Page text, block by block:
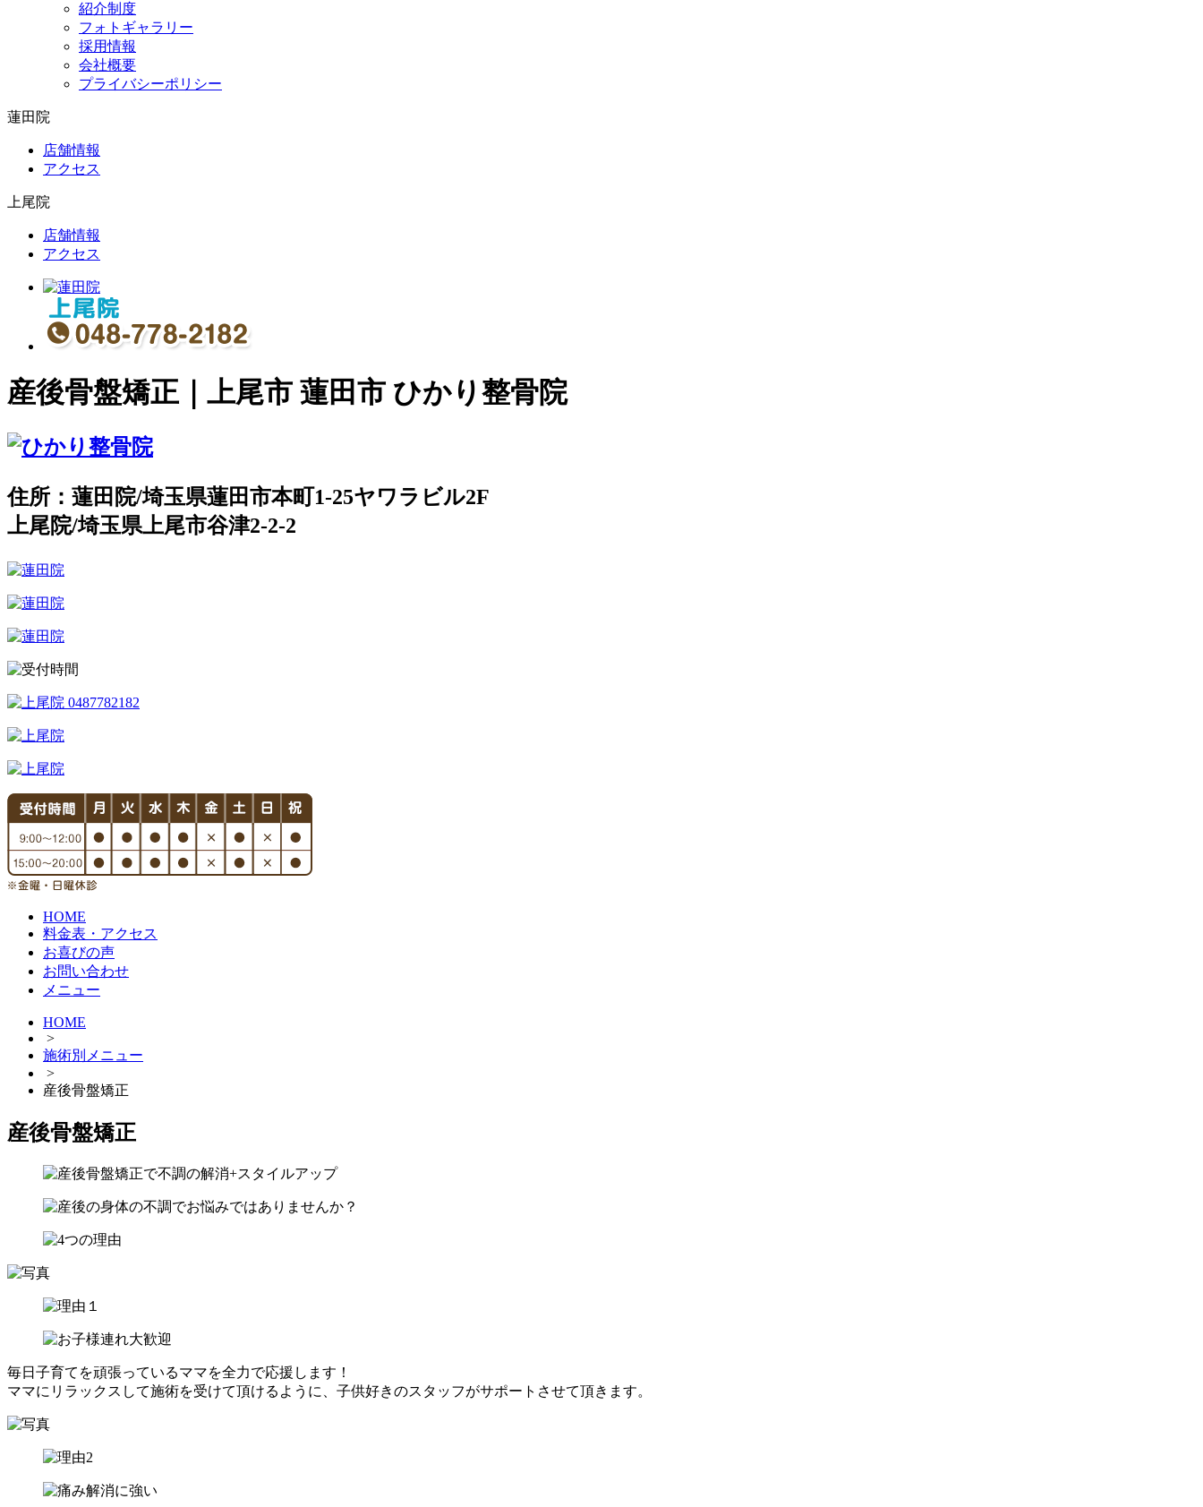
紹介制度
フォトギャラリー
採用情報
会社概要
プライバシーポリシー
蓮田院
店舗情報
アクセス
上尾院
店舗情報
アクセス
産後骨盤矯正｜上尾市 蓮田市 ひかり整骨院
住所：蓮田院/埼玉県蓮田市本町1-25ヤワラビル2F
上尾院/埼玉県上尾市谷津2-2-2
HOME
料金表・アクセス
お喜びの声
お問い合わせ
メニュー
HOME
>
施術別メニュー
>
産後骨盤矯正
産後骨盤矯正
毎日子育てを頑張っているママを全力で応援します！
ママにリラックスして施術を受けて頂けるように、子供好きのスタッフがサポートさせて頂きます。